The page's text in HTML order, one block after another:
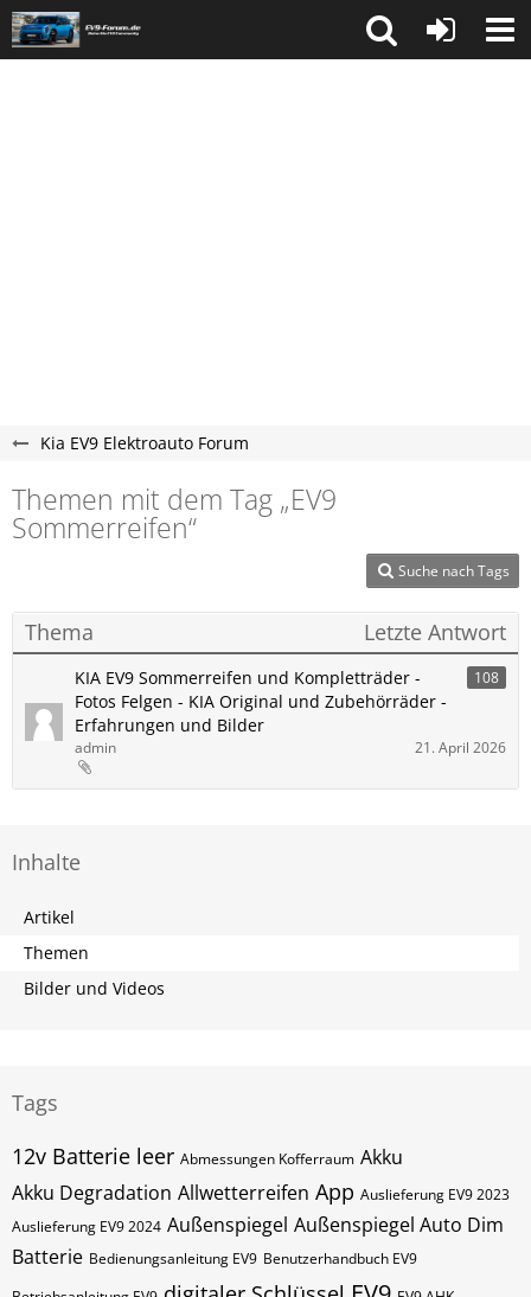
Kia EV9 Elektroauto Forum
Themen mit dem Tag „EV9
Sommerreifen“
Suche nach Tags
Thema Letzte Antwort
KIA EV9 Sommerreifen und Kompletträder -
Fotos Felgen - KIA Original und Zubehörräder -
Erfahrungen und Bilder
108
admin 21. April 2026
Inhalte
Artikel
Themen
Bilder und Videos
Tags
12v Batterie leer Abmessungen Kofferraum Akku
Akku Degradation Allwetterreifen App Auslieferung EV9 2023
Auslieferung EV9 2024 Außenspiegel Außenspiegel Auto Dim
Batterie Bedienungsanleitung EV9 Benutzerhandbuch EV9